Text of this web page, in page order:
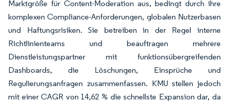
Marktgröße für Content-Moderation aus, bedingt durch ihre
komplexen Compliance-Anforderungen, globalen Nutzerbasen
und Haftungsrisiken. Sie betreiben in der Regel interne
Richtlinienteams und beauftragen mehrere
Dienstleistungspartner mit funktionsübergreifenden
Dashboards, die Löschungen, Einsprüche und
Regulierungsanfragen zusammenfassen. KMU stellen jedoch
mit einer CAGR von 14,62 % die schnellste Expansion dar, da